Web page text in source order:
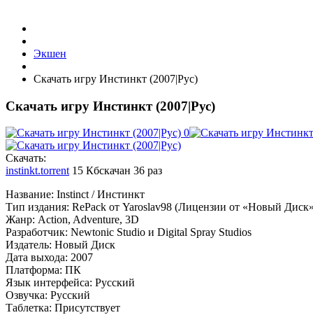
Экшен
Скачать игру Инстинкт (2007|Рус)
Скачать игру Инстинкт (2007|Рус)
Cкачать:
instinkt.torrent 15 Кбскачан 36 раз
Название: Instinct / Инстинкт
Тип издания: RePack от Yaroslav98 (Лицензии от «Новый
Жанр: Aсtion, Adventure, 3D
Разработчик: Newtonic Studio и Digital Spray Studios
Издатель: Новый Диск
Дата выхода: 2007
Платформа: ПК
Язык интерфейса: Русский
Озвучка: Русский
Таблетка: Присутствует